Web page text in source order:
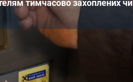
тимчасово захоплених чи
що після досягнення
навіть якщо людина була
дії.